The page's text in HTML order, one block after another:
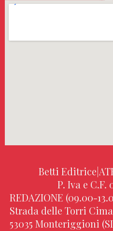
Betti Editrice
P. Iva e C.F.
REDAZIONE (09.00-
Strada delle Torri
53035 Monteriggioni